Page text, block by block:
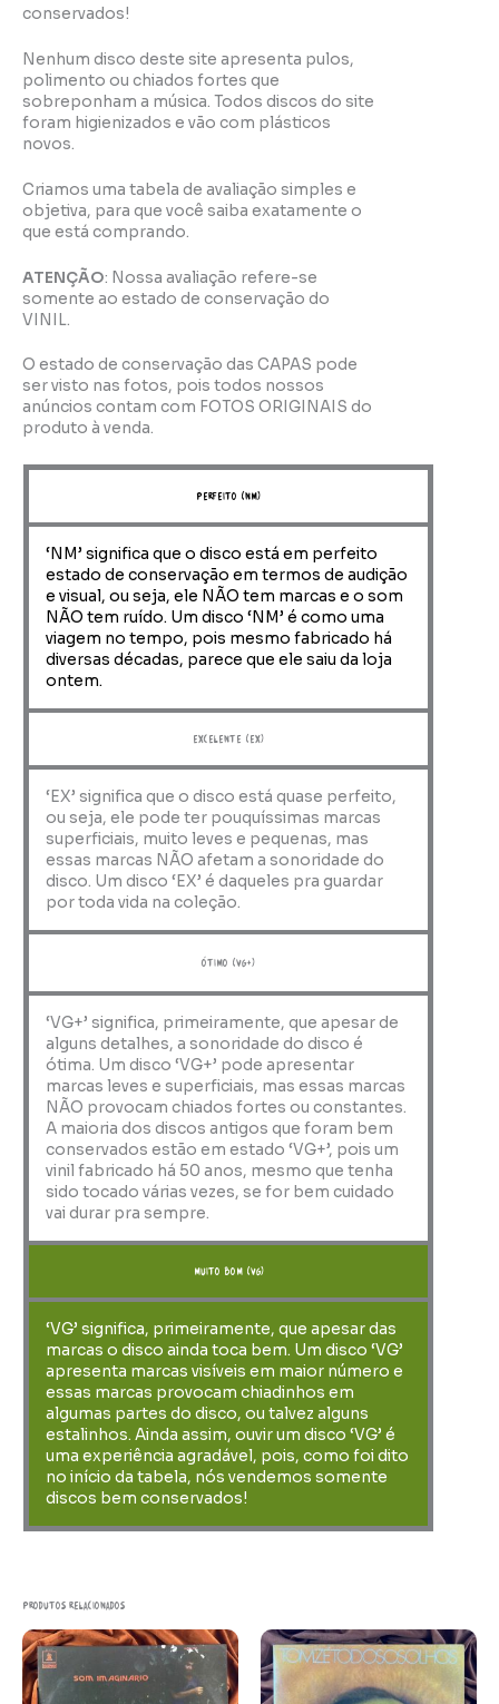
conservados!
Nenhum disco deste site apresenta pulos,
polimento ou chiados fortes que
sobreponham a música. Todos discos do site
foram higienizados e vão com plásticos
novos.
Criamos uma tabela de avaliação simples e
objetiva, para que você saiba exatamente o
que está comprando.
ATENÇÃO: Nossa avaliação refere-se
somente ao estado de conservação do
VINIL.
O estado de conservação das CAPAS pode
ser visto nas fotos, pois todos nossos
anúncios contam com FOTOS ORIGINAIS do
produto à venda.
perfeito (NM)
‘NM’ significa que o disco está em perfeito
estado de conservação em termos de audição
e visual, ou seja, ele NÃO tem marcas e o som
NÃO tem ruído. Um disco ‘NM’ é como uma
viagem no tempo, pois mesmo fabricado há
diversas décadas, parece que ele saiu da loja
ontem.
Excelente (EX)
‘EX’ significa que o disco está quase perfeito,
ou seja, ele pode ter pouquíssimas marcas
superficiais, muito leves e pequenas, mas
essas marcas NÃO afetam a sonoridade do
disco. Um disco ‘EX’ é daqueles pra guardar
por toda vida na coleção.
ótimo (VG+)
‘VG+’ significa, primeiramente, que apesar de
alguns detalhes, a sonoridade do disco é
ótima. Um disco ‘VG+’ pode apresentar
marcas leves e superficiais, mas essas marcas
NÃO provocam chiados fortes ou constantes.
A maioria dos discos antigos que foram bem
conservados estão em estado ‘VG+’, pois um
vinil fabricado há 50 anos, mesmo que tenha
sido tocado várias vezes, se for bem cuidado
vai durar pra sempre.
muito bom (VG)
‘VG’ significa, primeiramente, que apesar das
marcas o disco ainda toca bem. Um disco ‘VG’
apresenta marcas visíveis em maior número e
essas marcas provocam chiadinhos em
algumas partes do disco, ou talvez alguns
estalinhos. Ainda assim, ouvir um disco ‘VG’ é
uma experiência agradável, pois, como foi dito
no início da tabela, nós vendemos somente
discos bem conservados!
Produtos relacionados